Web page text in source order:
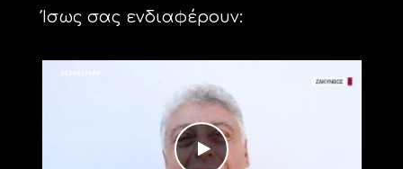
Ίσως σας ενδιαφέρουν: